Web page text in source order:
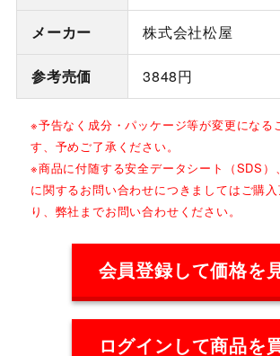
メーカー 株式会社松屋
参考売価 3848円
※予告なく成分・パッケージ等が変更になる
す、予めご了承ください。
※商品に付随する安全データシート（SDS）
に関するお問い合わせにつきましてはご購
り、弊社までお問い合わせください。
会員登録して価格を
ログインして商品を